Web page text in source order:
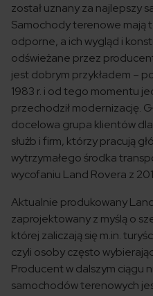
został uznany za najlepszy
Samochody terenowe mają
odporne, a ich wygląd i
odświeżane przez
jest dobrym przykładem –
1983 r. i od tego momentu
przechodził modernizację.
docelowa grupa klientów
służb i firm, którzy pracują
wytrzymałego środka
wycofaniu Land Rovera z
Aktualnie produkowany
zaprojektowany z myślą o
której zaliczają się m.in.
czyli osoby często
Producent w dalszym ciągu
samochodów terenowych